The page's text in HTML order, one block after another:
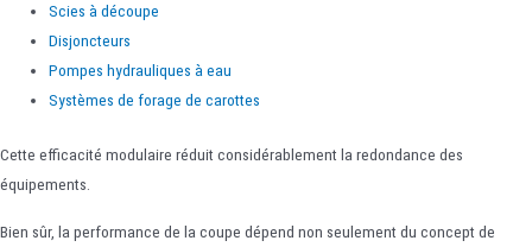
Scies à découpe
Disjoncteurs
Pompes hydrauliques à eau
Systèmes de forage de carottes
Cette efficacité modulaire réduit considérablement la redondance des
équipements.
Bien sûr, la performance de la coupe dépend non seulement du concept de